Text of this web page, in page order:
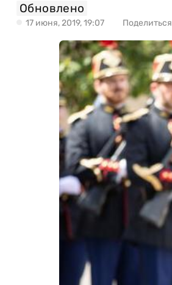
Обновлено
17 июня, 2019, 19:07 Поделиться